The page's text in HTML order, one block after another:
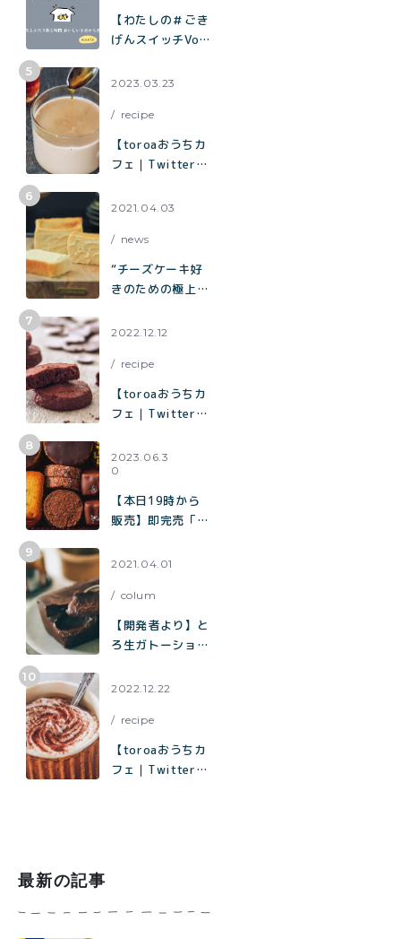
ョコバナナマフィ
ン」の作り方
【わたしの＃ごき
げんスイッチVol.
む時間 おいしい
2023.03.23
recipe
【toroaおうちカ
フェ｜Twitterで
題】烏龍茶がしっ
感たっぷり「烏龍
茶ラテ」
2021.04.03
news
“チーズケーキ好
きのための極上チ
ろ生チーズケー
2022.12.12
recipe
【toroaおうちカ
フェ｜Twitterで
題】混ぜて焼くだ
けで作れる生チョ
コみたいなクッキ
ー「濃厚チョコク
ッキー」の作り方
2023.06.3
0
【本日19時から
販売】即完売「チ
ー缶」の再販売／
「toroaのバター
が美味しいクッキ
ー缶」
2021.04.01
colum
【開発者より】と
ろ生ガトーショコ
2022.12.22
recipe
【toroaおうちカ
フェ｜Twitterで
最新の記事